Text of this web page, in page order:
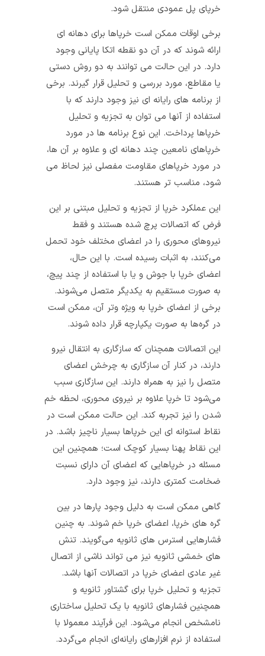
خرپای پل عمودی منتقل شود.
برخی اوقات ممکن است خرپاها برای دهانه‌ ای
ارائه شوند که در آن دو نقطه اتکا پایانی وجود
دارد. در این حالت می‌ توانند به دو روش دستی
یا مقاطع، مورد بررسی و تحلیل قرار گیرند. برخی
از برنامه‌ های رایانه‌ ای نیز وجود دارند که با
استفاده از آنها می‌ توان به تجزیه و تحلیل
خرپاها پرداخت. این نوع برنامه‌ ها در مورد
خرپا‌های نامعین چند دهانه‌ ای و علاوه بر آن‌ ها،
در مورد خرپاهای مقاومت مفصلی نیز لحاظ می‌
شود، مناسب تر هستند.
این عملکرد خرپا از تجزیه و تحلیل مبتنی بر این
فرض که اتصالات پرچ شده هستند و فقط
نیروهای محوری را در اعضای مختلف خود تحمل
می‌کنند، به اثبات رسیده است. با این حال،
اعضای خرپا با جوش و یا با استفاده از چند پیچ،
به صورت مستقیم به یکدیگر متصل می‌شوند.
برخی از اعضای خرپا به ویژه وتر آن، ممکن است
در گره‌ها به صورت یکپارچه قرار داده شوند.
این اتصالات همچنان که سازگاری به انتقال نیرو
دارند، در کنار آن سازگاری به چرخش اعضای
متصل را نیز به همراه دارند. این سازگاری سبب
می‌شود تا خرپا علاوه بر نیروی محوری، لحظه خم
شدن را نیز تجربه کند. این حالت ممکن است در
نقاط استوانه‌ ای این خرپاها بسیار ناچیز باشد. در
این نقاط پهنا بسیار کوچک است؛ همچنین این
مسئله در خرپاهایی که اعضای آن دارای نسبت
ضخامت کمتری دارند، نیز وجود دارد.
گاهی ممکن است به دلیل وجود پارها در بین
گره‌ های خرپا، اعضای خرپا خم شوند. به چنین
فشارهایی استرس‌ های ثانویه می‌گویند. تنش
های خمشی ثانویه نیز می تواند ناشی از اتصال
غیر عادی اعضای خرپا در اتصالات آنها باشد.
تجزیه و تحلیل خرپا برای گشتاور ثانویه و
همچنین فشارهای ثانویه با یک تحلیل ساختاری
نامشخص انجام می‌شود. این فرآیند معمولا با
استفاده از نرم افزارهای رایانه‌ای انجام می‌گردد.